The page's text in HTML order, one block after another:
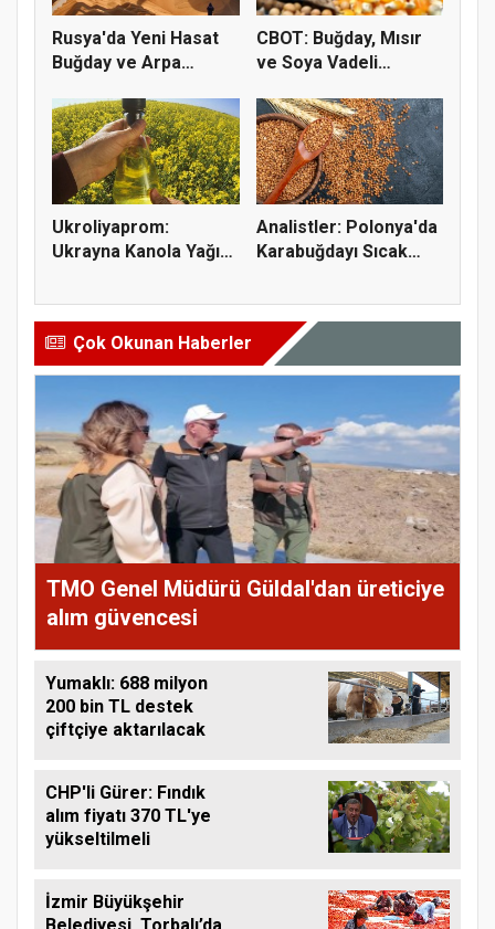
Rusya'da Yeni Hasat
Buğday ve Arpa
CBOT: Buğday, Mısır
ve Soya Vadeli
Ukroliyaprom:
Ukrayna Kanola Yağı
Analistler: Polonya'da
Karabuğdayı Sıcak
Çok Okunan Haberler
TMO Genel Müdürü Güldal'dan üreticiye
alım güvencesi
Yumaklı: 688 milyon
200 bin TL destek
çiftçiye aktarılacak
CHP'li Gürer: Fındık
alım fiyatı 370 TL'ye
yükseltilmeli
İzmir Büyükşehir
Belediyesi, Torbalı’da